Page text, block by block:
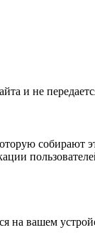
и не
собирают
на вашем